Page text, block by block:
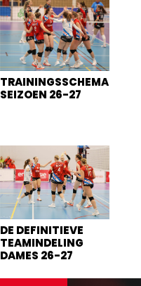
TRAININGSSCHEMA
SEIZOEN 26-27
DE DEFINITIEVE
TEAMINDELING
DAMES 26-27